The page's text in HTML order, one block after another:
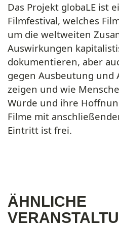
Das Projekt globaLE ist
Filmfestival, welches
um die weltweiten
Auswirkungen
dokumentieren, aber
gegen Ausbeutung und
zeigen und wie
Würde und ihre
Filme mit
Eintritt ist frei.
ÄHNLICHE